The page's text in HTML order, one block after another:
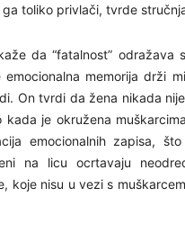
ga toliko privlači, tvrde
da “fatalnost” odražava
memorija drži
On tvrdi da žena nikada
kada je okružena
emocionalnih zapisa,
na licu ocrtavaju
koje nisu u vezi s